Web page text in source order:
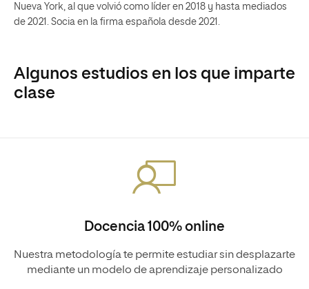
Nueva York, al que volvió como líder en 2018 y hasta mediados
de 2021. Socia en la firma española desde 2021.
Algunos estudios en los que imparte
clase
Docencia 100% online
Nuestra metodología te permite estudiar sin desplazarte
mediante un modelo de aprendizaje personalizado